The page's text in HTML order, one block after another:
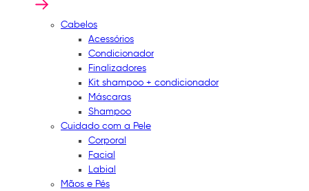
Cabelos
Acessórios
Condicionador
Finalizadores
Kit shampoo + condicionador
Máscaras
Shampoo
Cuidado com a Pele
Corporal
Facial
Labial
Mãos e Pés